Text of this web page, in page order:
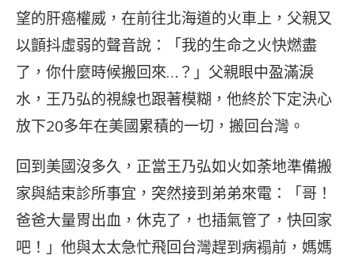
望的肝癌權威，在前往北海道的火車上，父親又
以顫抖虛弱的聲音說：「我的生命之火快燃盡
了，你什麼時候搬回來…？」父親眼中盈滿淚
水，王乃弘的視線也跟著模糊，他終於下定決心
放下20多年在美國累積的一切，搬回台灣。
回到美國沒多久，正當王乃弘如火如荼地準備搬
家與結束診所事宜，突然接到弟弟來電：「哥！
爸爸大量胃出血，休克了，也插氣管了，快回家
吧！」他與太太急忙飛回台灣趕到病褟前，媽媽